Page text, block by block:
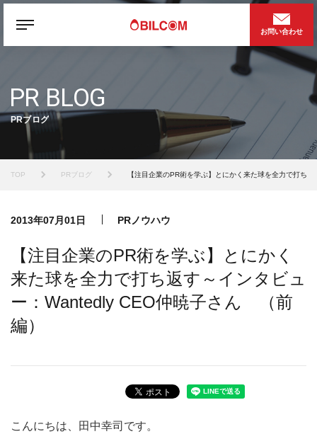
お問い合わせ
PR BLOG
PRブログ
TOP PRブログ 【注目企業のPR術を学ぶ】とにかく来た球を全力で打
2013年07月01日 PRノウハウ
【注目企業のPR術を学ぶ】とにかく
来た球を全力で打ち返す～インタビュ
ー：Wantedly CEO仲暁子さん （前
編）
こんにちは、田中幸司です。